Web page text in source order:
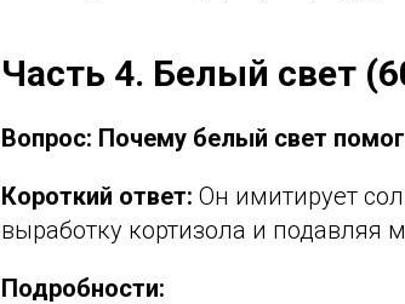
Часть 4. Белый свет
Вопрос: Почему белый свет
Короткий ответ: Он имитирует
выработку кортизола и подавляя
Подробности: